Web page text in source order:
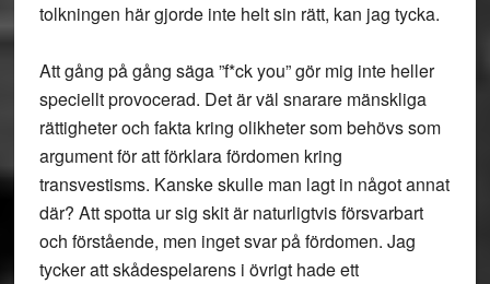
tolkningen här gjorde inte helt sin rätt, kan jag tycka.
Att gång på gång säga ”f*ck you” gör mig inte heller
speciellt provocerad. Det är väl snarare mänskliga
rättigheter och fakta kring olikheter som behövs som
argument för att förklara fördomen kring
transvestisms. Kanske skulle man lagt in något annat
där? Att spotta ur sig skit är naturligtvis försvarbart
och förstående, men inget svar på fördomen. Jag
tycker att skådespelarens i övrigt hade ett